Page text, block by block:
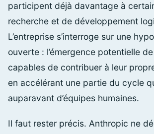
participent déjà davantage à
recherche et de développement
L’entreprise s’interroge sur une
ouverte : l’émergence potentielle
capables de contribuer à leur
en accélérant une partie du cycle
auparavant d’équipes humaines.
Il faut rester précis. Anthropic ne